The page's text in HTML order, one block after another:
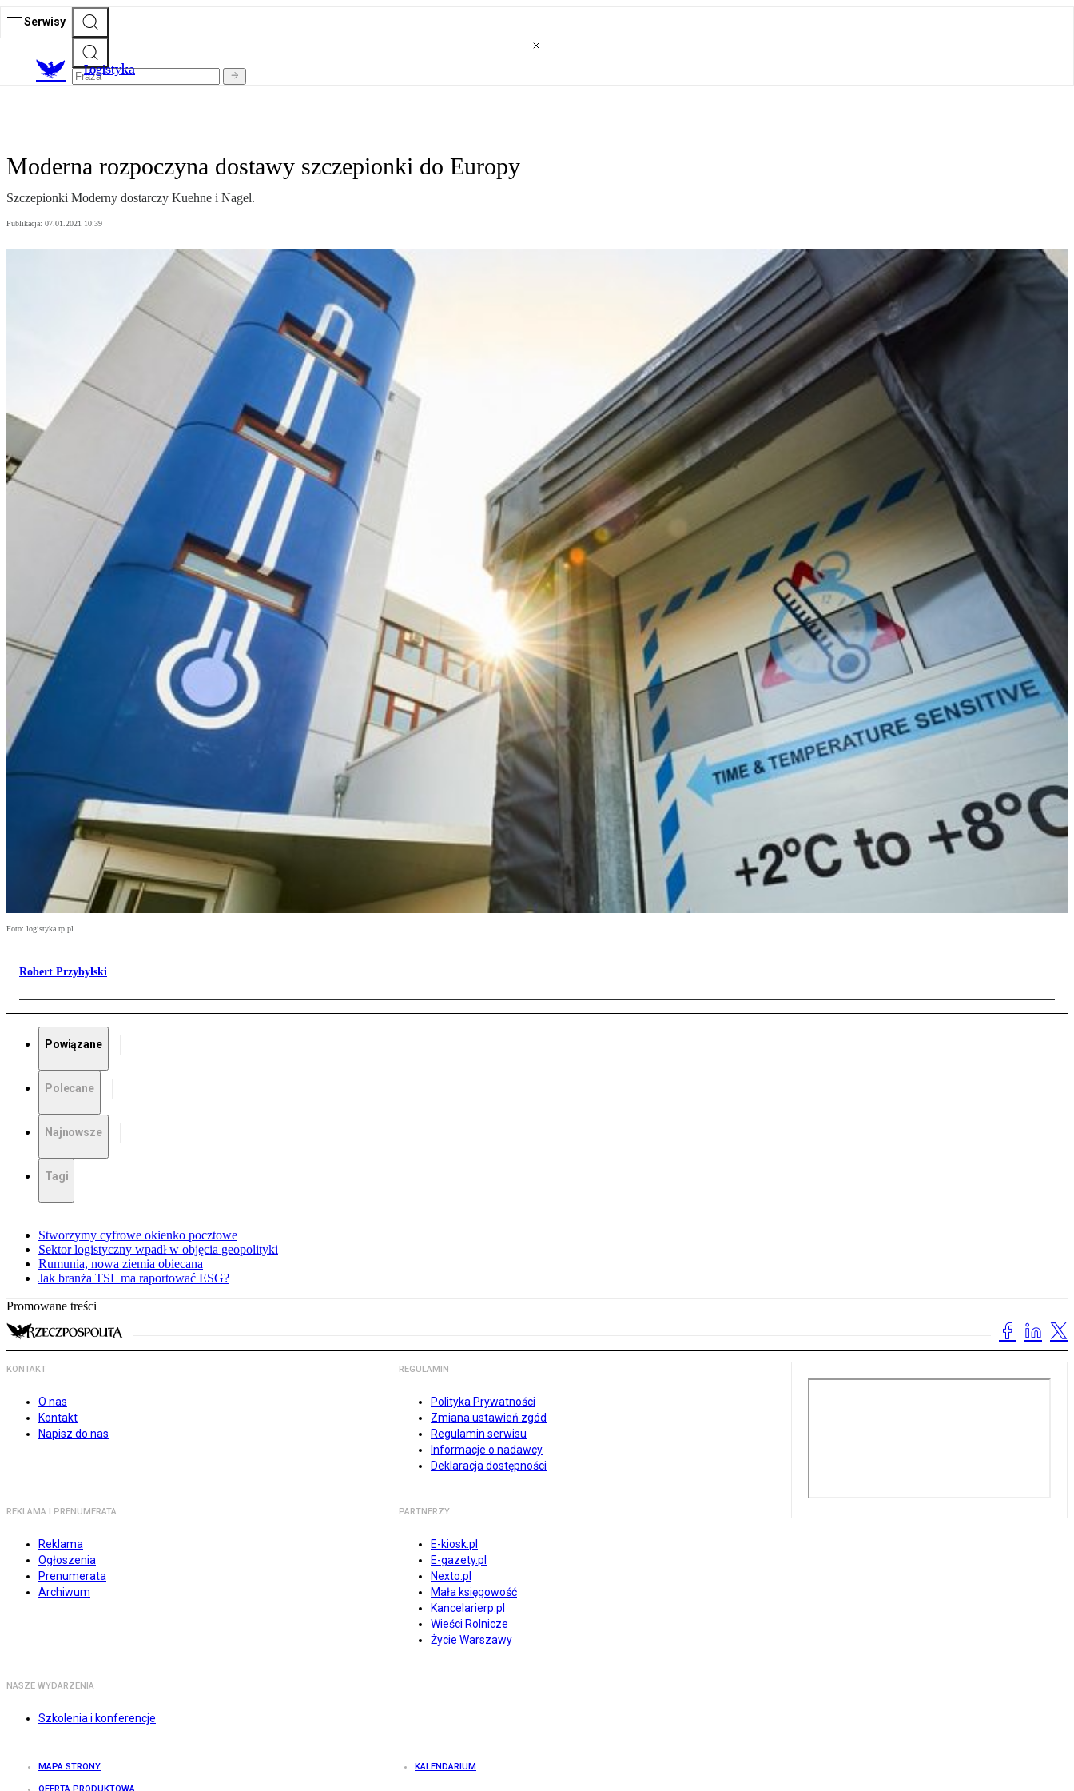
Serwisy
Logistyka
Moderna rozpoczyna dostawy szczepionki do Europy
Szczepionki Moderny dostarczy Kuehne i Nagel.
Publikacja: 07.01.2021 10:39
Foto: logistyka.rp.pl
Robert Przybylski
Powiązane
Polecane
Najnowsze
Tagi
Stworzymy cyfrowe okienko pocztowe
Sektor logistyczny wpadł w objęcia geopolityki
Rumunia, nowa ziemia obiecana
Jak branża TSL ma raportować ESG?
Promowane treści
KONTAKT
O nas
Kontakt
Napisz do nas
REGULAMIN
Polityka Prywatności
Zmiana ustawień zgód
Regulamin serwisu
Informacje o nadawcy
Deklaracja dostępności
REKLAMA I PRENUMERATA
Reklama
Ogłoszenia
Prenumerata
Archiwum
PARTNERZY
E-kiosk.pl
E-gazety.pl
Nexto.pl
Mała księgowość
Kancelarierp.pl
Wieści Rolnicze
Życie Warszawy
NASZE WYDARZENIA
Szkolenia i konferencje
MAPA STRONY KALENDARIUM